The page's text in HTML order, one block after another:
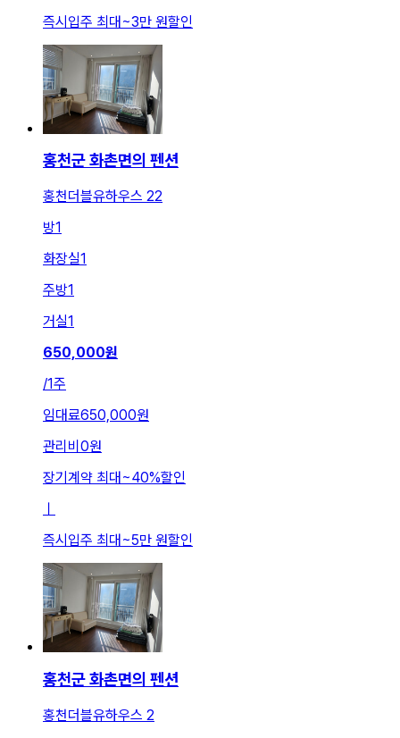
즉시입주 최대~3만 원할인
홍천군 화촌면의 펜션
홍천더블유하우스 22
방1
화장실1
주방1
거실1
650,000원
/1주
임대료650,000원
관리비 0원
장기계약 최대 ~40%할인
즉시입주 최대 ~5만 원할인
홍천군 화촌면의 펜션
홍천더블유하우스 2